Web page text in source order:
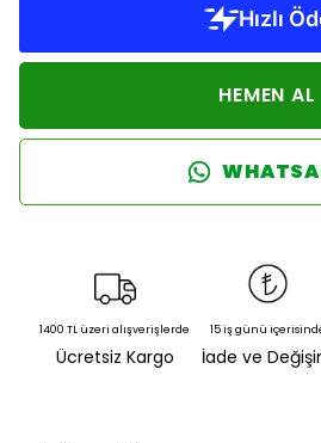
HEMEN AL
1400 TL üzeri alışverişlerde
Ücretsiz Kargo
15 iş günü
İade ve